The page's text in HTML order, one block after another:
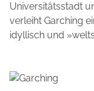
Universitätsstadt
verleiht Garching
idyllisch und